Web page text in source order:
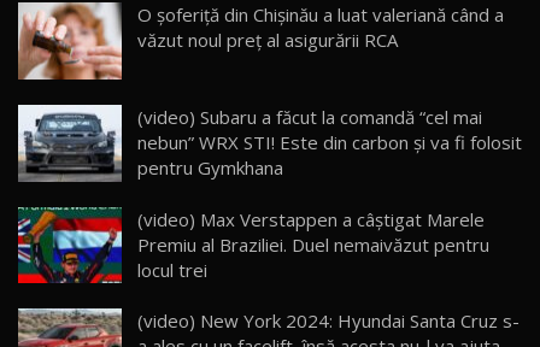
23
Lynk & Co 01 / Test Drive AutoBlog.MD
25:19
24
ZEEKR 009: Cel mai Performant și Confortabil
Van Electric Testat în Moldova / AutoBlog.MD
26:38
25
mai Exclusiv și Puternic Defender Testat în
Moldova
32:21
26
AutoBlog.MD
10:57
O şoferiţă din Chişinău a luat valeriană când a
văzut noul preţ al asigurării RCA
(video) Subaru a făcut la comandă “cel mai
nebun” WRX STI! Este din carbon şi va fi folosit
pentru Gymkhana
(video) Max Verstappen a câștigat Marele
Premiu al Braziliei. Duel nemaivăzut pentru
locul trei
(video) New York 2024: Hyundai Santa Cruz s-